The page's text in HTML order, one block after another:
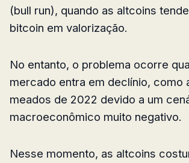
(bull run), quando as altcoins
bitcoin em valorização.
No entanto, o problema ocorre
mercado entra em declínio, como
meados de 2022 devido a um
macroeconômico muito negativo.
Nesse momento, as altcoins